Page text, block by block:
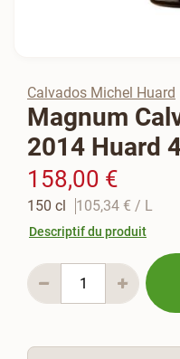
Calvados Michel Huard
Magnum
2014 Huard
158,00 €
150 cl 105,34 € / L
Descriptif du produit